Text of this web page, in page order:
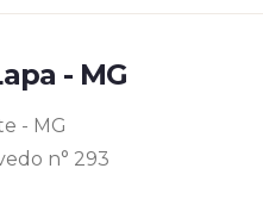
- MG
- MG
n° 293